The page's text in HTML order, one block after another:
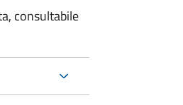
consultabile